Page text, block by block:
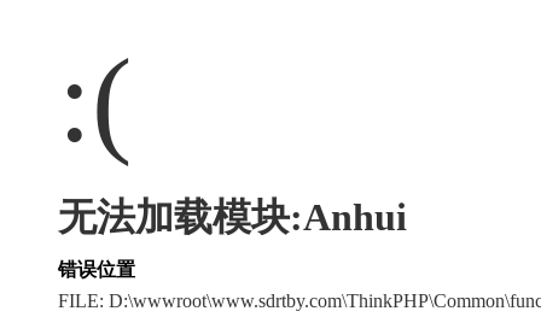
:(
无法加载模块:Anhui
错误位置
FILE: